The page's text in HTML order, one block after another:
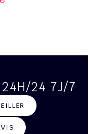
24H/24 7J/7